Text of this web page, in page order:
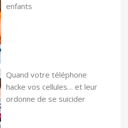
enfants
Quand votre téléphone
hacke vos cellules… et leur
ordonne de se suicider